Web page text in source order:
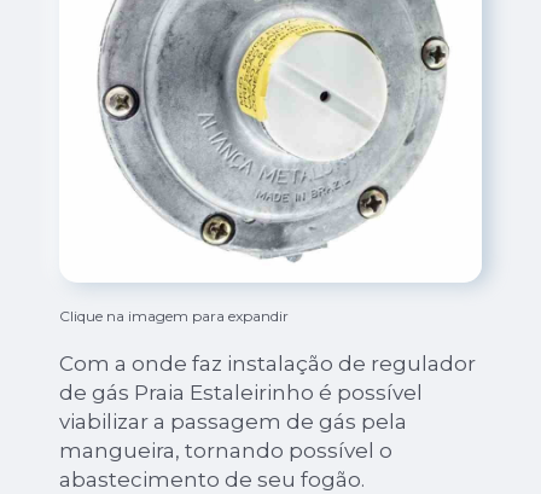
Clique na imagem para expandir
Com a onde faz instalação de regulador
de gás Praia Estaleirinho é possível
viabilizar a passagem de gás pela
mangueira, tornando possível o
abastecimento de seu fogão.